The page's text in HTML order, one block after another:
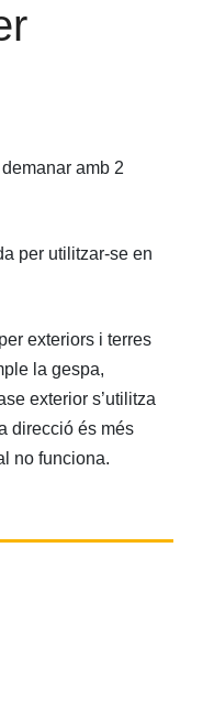
amb 2
per utilitzar-se en
exteriors i terres
la gespa,
exterior s’utilitza
direcció és més
no funciona.